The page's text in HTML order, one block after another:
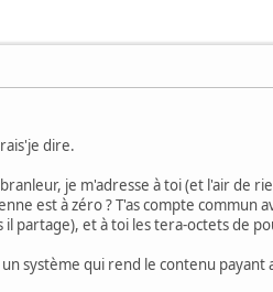
dire.
je m'adresse à toi (et l'air de
est à zéro ? T'as compte commun
il partage), et à toi les tera-octets de
système qui rend le contenu